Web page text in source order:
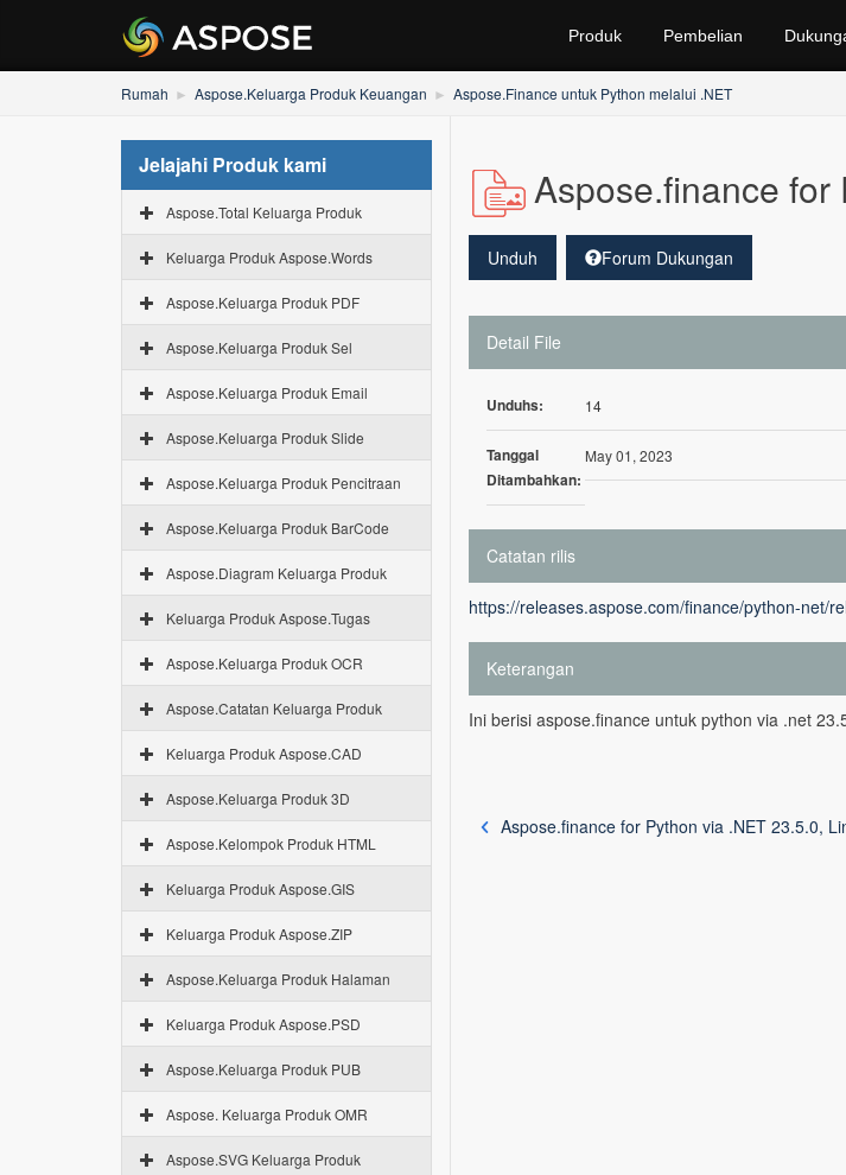
Produk Pembelian
Rumah Aspose.Keluarga Produk Keuangan Aspose.Finance untuk Python melalui .NET
Jelajahi Produk kami
Aspose.Total Keluarga Produk
Keluarga Produk Aspose.Words
Aspose.Keluarga Produk PDF
Aspose.Keluarga Produk Sel
Aspose.Keluarga Produk Email
Aspose.Keluarga Produk Slide
Aspose.Keluarga Produk Pencitraan
Aspose.Keluarga Produk BarCode
Aspose.Diagram Keluarga Produk
Keluarga Produk Aspose.Tugas
Aspose.Keluarga Produk OCR
Aspose.Catatan Keluarga Produk
Keluarga Produk Aspose.CAD
Aspose.Keluarga Produk 3D
Aspose.Kelompok Produk HTML
Keluarga Produk Aspose.GIS
Keluarga Produk Aspose.ZIP
Aspose.Keluarga Produk Halaman
Keluarga Produk Aspose.PSD
Aspose.Keluarga Produk PUB
Aspose. Keluarga Produk OMR
Aspose.SVG Keluarga Produk
Aspose.finance for
Unduh Forum Dukungan
Detail File
Unduhs: 14
Tanggal
Ditambahkan:
May 01, 2023
Catatan rilis
https://releases.aspose.com/finance/python-net/
Keterangan
Ini berisi aspose.finance untuk python via .net
Aspose.finance for Python via .NET 23.5.0,